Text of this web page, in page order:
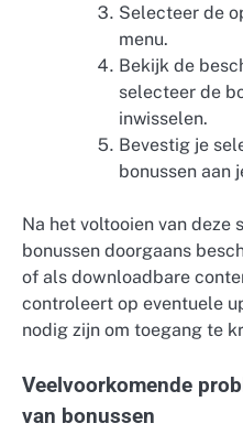
Selecteer de
menu.
Bekijk de
selecteer de
inwisselen.
Bevestig je
bonussen aan
Na het voltooien van deze
bonussen doorgaans
of als downloadbare
controleert op eventuele
nodig zijn om toegang te
Veelvoorkomende
van bonussen